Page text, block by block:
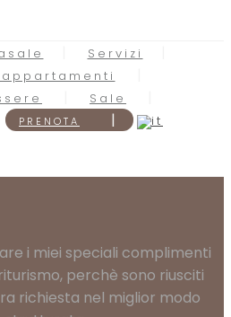
Servizi
Sale
PRENOTA
i miei speciali complimenti
perchè sono riusciti
richiesta nel miglior modo